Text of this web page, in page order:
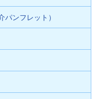
ンフレット）